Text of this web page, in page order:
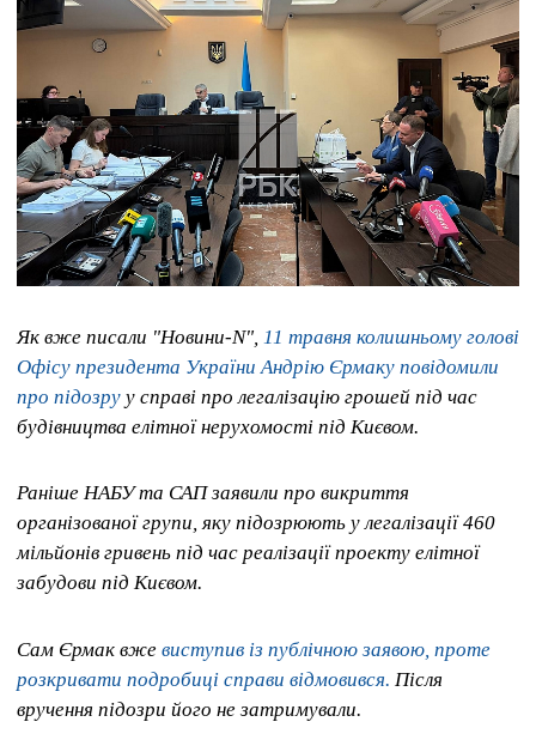
Як вже писали "Новини-N", 11 травня колишньому голові
Офісу президента України Андрію Єрмаку повідомили
про підозру у справі про легалізацію грошей під час
будівництва елітної нерухомості під Києвом.
Раніше НАБУ та САП заявили про викриття
організованої групи, яку підозрюють у легалізації 460
мільйонів гривень під час реалізації проекту елітної
забудови під Києвом.
Сам Єрмак вже виступив із публічною заявою, проте
розкривати подробиці справи відмовився. Після
вручення підозри його не затримували.